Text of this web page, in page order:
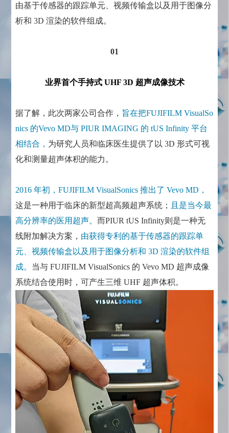
由基于传感器的跟踪单元、视频传输盒以及用于图像分
析和 3D 渲染的软件组成。
01
业界首个手持式 UHF 3D 超声成像技术
据了解，此次两家公司合作， 旨在把FUJIFILM VisualSo
nics 的Vevo MD与 PIUR IMAGING 的 tUS Infinity 平台
相结合， 为研究人员和临床医生提供了以 3D 形式可视
化和测量超声体积的能力。
2016 年初，FUJIFILM VisualSonics 推出了 Vevo MD，
这是一种用于临床的新型超高频超声系统；
且是当今最
高分辨率的医用超声。而PIUR tUS Infinity则是一种无
线附加解决方案， 由获得专利的基于传感器的跟踪单
元、视频传输盒以及用于图像分析和 3D 渲染的软件组
成。 当与 FUJIFILM VisualSonics 的 Vevo MD 超声成像
系统结合使用时，可产生三维 UHF 超声体积。